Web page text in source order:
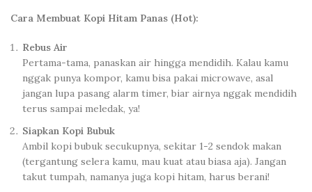
Cara Membuat Kopi Hitam Panas (Hot):
Rebus Air
Pertama-tama, panaskan air hingga mendidih. Kalau kamu
nggak punya kompor, kamu bisa pakai microwave, asal
jangan lupa pasang alarm timer, biar airnya nggak mendidih
terus sampai meledak, ya!
Siapkan Kopi Bubuk
Ambil kopi bubuk secukupnya, sekitar 1-2 sendok makan
(tergantung selera kamu, mau kuat atau biasa aja). Jangan
takut tumpah, namanya juga kopi hitam, harus berani!